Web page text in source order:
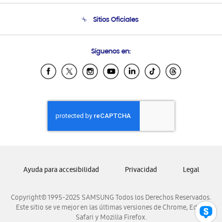
Soporte vía eMail
Sitios Oficiales
Samsung Ecuador
Samsung El Salvador
Samsung Honduras
Samsung Nicaragua
Samsung Panamá
Samsung Venezuela
Síguenos en:
Copyright© 1995-2025 SAMSUNG Todos los Derechos Reservados.
Este sitio se ve mejor en las últimas versiones de Chrome, Edge,
Safari y Mozilla Firefox.
Ayuda para accesibilidad Privacidad Legal